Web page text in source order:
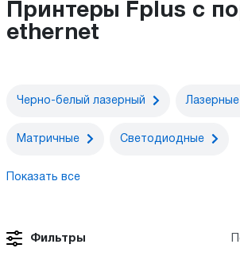
Принтеры Fplus с портом
ethernet
Черно-белый лазерный Лазерные
Матричные Светодиодные
Показать все
Фильтры